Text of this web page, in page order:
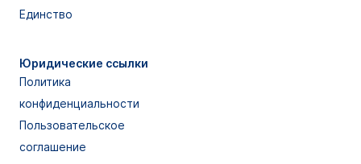
Единство
Юридические ссылки
Политика
конфиденциальности
Пользовательское
соглашение